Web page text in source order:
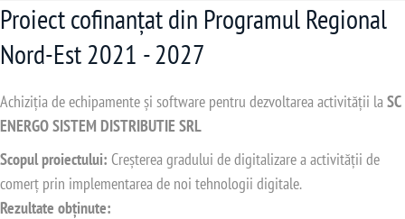
Proiect cofinanțat din Programul Regional
Nord-Est 2021 - 2027
Achiziția de echipamente și software pentru dezvoltarea activității laSC
ENERGO SISTEM DISTRIBUTIE SRL
Scopul proiectului: Creșterea gradului de digitalizare a activității de
comerț prin implementarea de noi tehnologii digitale.
Rezultate obținute: